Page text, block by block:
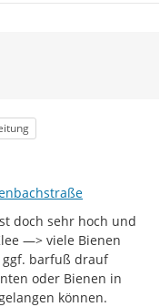
doch sehr hoch und
—> viele Bienen
ggf. barfuß drauf
oder Bienen in
können.